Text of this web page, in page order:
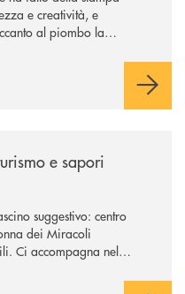
e creatività, e
al piombo la
e sapori
suggestivo: centro
dei Miracoli
Ci accompagna nel